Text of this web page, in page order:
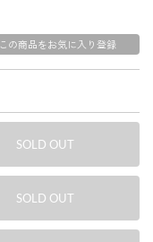
この商品をお気に入り登録
SOLD OUT
SOLD OUT